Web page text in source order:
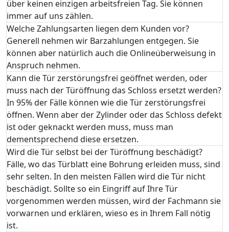
über keinen einzigen arbeitsfreien Tag. Sie können
immer auf uns zählen.
Welche Zahlungsarten liegen dem Kunden vor?
Generell nehmen wir Barzahlungen entgegen. Sie
können aber natürlich auch die Onlineüberweisung in
Anspruch nehmen.
Kann die Tür zerstörungsfrei geöffnet werden, oder
muss nach der Türöffnung das Schloss ersetzt werden?
In 95% der Fälle können wie die Tür zerstörungsfrei
öffnen. Wenn aber der Zylinder oder das Schloss defekt
ist oder geknackt werden muss, muss man
dementsprechend diese ersetzen.
Wird die Tür selbst bei der Türöffnung beschädigt?
Fälle, wo das Türblatt eine Bohrung erleiden muss, sind
sehr selten. In den meisten Fällen wird die Tür nicht
beschädigt. Sollte so ein Eingriff auf Ihre Tür
vorgenommen werden müssen, wird der Fachmann sie
vorwarnen und erklären, wieso es in Ihrem Fall nötig
ist.